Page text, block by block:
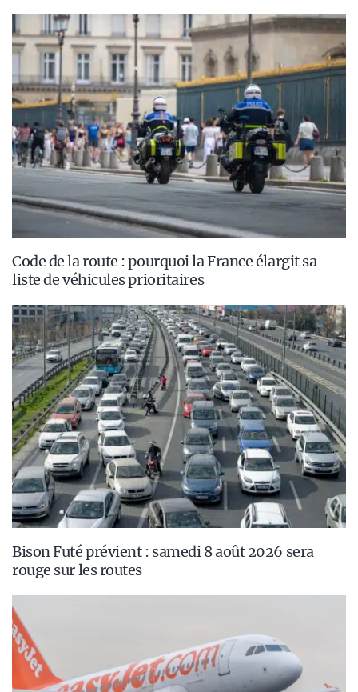
Code de la route : pourquoi la France élargit sa
liste de véhicules prioritaires
Bison Futé prévient : samedi 8 août 2026 sera
rouge sur les routes